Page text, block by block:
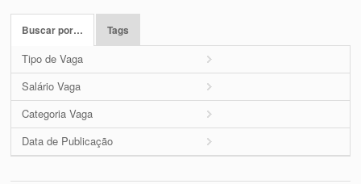
Buscar por… Tags
Tipo de Vaga
Salário Vaga
Categoria Vaga
Data de Publicação